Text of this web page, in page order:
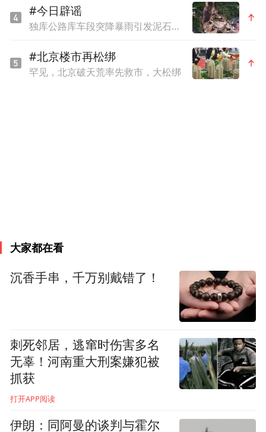
如何将传奇又波折的人生暗涌，内化成平静
的湖泊，再逐字逐句轻声慢语地唱给我们
听。
所以今天，我们来聊聊邓丽君。
2
#今日辟谣
独库公路库车段突降暴雨引发泥石流？官方辟谣
#北京楼市再松绑
罕见，北京破天荒率先救市，大松绑
大家都在看
沉香手串，千万别戴错了！
刺死邻居，逃窜时伤害多名
无辜！河南重大刑案嫌犯被
抓获
打开APP阅读
伊朗：同阿曼的谈判与霍尔